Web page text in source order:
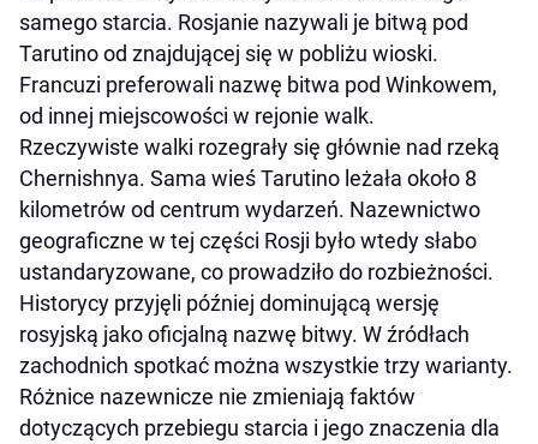
samego starcia. Rosjanie nazywali je bitwą pod
Tarutino od znajdującej się w pobliżu wioski.
Francuzi preferowali nazwę bitwa pod Winkowem,
od innej miejscowości w rejonie walk.
Rzeczywiste walki rozegrały się głównie nad rzeką
Chernishnya. Sama wieś Tarutino leżała około 8
kilometrów od centrum wydarzeń. Nazewnictwo
geograficzne w tej części Rosji było wtedy słabo
ustandaryzowane, co prowadziło do rozbieżności.
Historycy przyjęli później dominującą wersję
rosyjską jako oficjalną nazwę bitwy. W źródłach
zachodnich spotkać można wszystkie trzy warianty.
Różnice nazewnicze nie zmieniają faktów
dotyczących przebiegu starcia i jego znaczenia dla